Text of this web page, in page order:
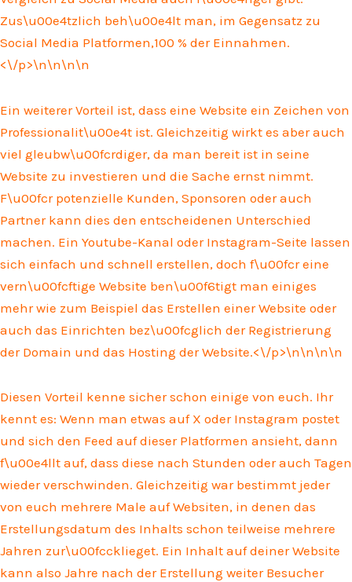
Zus\u00e4tzlich beh\u00e4lt man, im Gegensatz zu
Social Media Platformen,100 % der Einnahmen.
<\/p>\n\n\n\n
Ein weiterer Vorteil ist, dass eine Website ein Zeichen von
Professionalit\u00e4t ist. Gleichzeitig wirkt es aber auch
viel gleubw\u00fcrdiger, da man bereit ist in seine
Website zu investieren und die Sache ernst nimmt.
F\u00fcr potenzielle Kunden, Sponsoren oder auch
Partner kann dies den entscheidenen Unterschied
machen. Ein Youtube-Kanal oder Instagram-Seite lassen
sich einfach und schnell erstellen, doch f\u00fcr eine
vern\u00fcftige Website ben\u00f6tigt man einiges
mehr wie zum Beispiel das Erstellen einer Website oder
auch das Einrichten bez\u00fcglich der Registrierung
der Domain und das Hosting der Website.<\/p>\n\n\n\n
Diesen Vorteil kenne sicher schon einige von euch. Ihr
kennt es: Wenn man etwas auf X oder Instagram postet
und sich den Feed auf dieser Platformen ansieht, dann
f\u00e4llt auf, dass diese nach Stunden oder auch Tagen
wieder verschwinden. Gleichzeitig war bestimmt jeder
von euch mehrere Male auf Websiten, in denen das
Erstellungsdatum des Inhalts schon teilweise mehrere
Jahren zur\u00fccklieget. Ein Inhalt auf deiner Website
kann also Jahre nach der Erstellung weiter Besucher